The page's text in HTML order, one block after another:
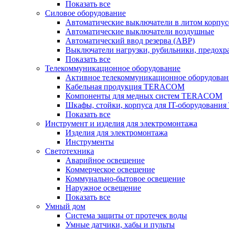
Показать все
Силовое оборудование
Автоматические выключатели в литом
Автоматические выключатели воздушные
Автоматический ввод резерва (АВР)
Выключатели нагрузки, рубильники,
Показать все
Телекоммуникационное оборудование
Активное телекоммуникационное
Кабельная продукция TERACOM
Компоненты для медных систем TERACOM
Шкафы, стойки, корпуса для IT-
Показать все
Инструмент и изделия для электромонтажа
Изделия для электромонтажа
Инструменты
Светотехника
Аварийное освещение
Коммерческое освещение
Коммунально-бытовое освещение
Наружное освещение
Показать все
Умный дом
Система защиты от протечек воды
Умные датчики, хабы и пульты